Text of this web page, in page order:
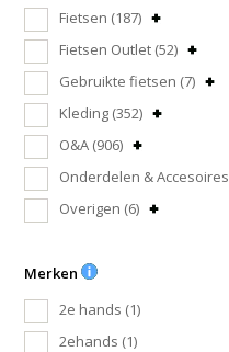
Fietsen (187)
Fietsen Outlet (52)
Gebruikte fietsen (7)
Kleding (352)
O&A (906)
Onderdelen & Accesoires
Overigen (6)
Merken
2e hands (1)
2ehands (1)